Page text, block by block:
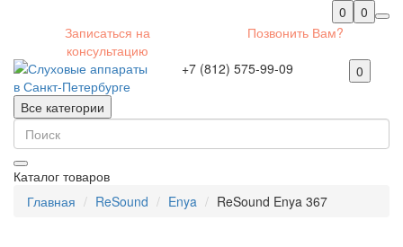
0
0
Записаться на
консультацию
Позвонить Вам?
+7 (812) 575-99-09
0
Все категории
Каталог товаров
Главная
ReSound Enya ReSound Enya 367